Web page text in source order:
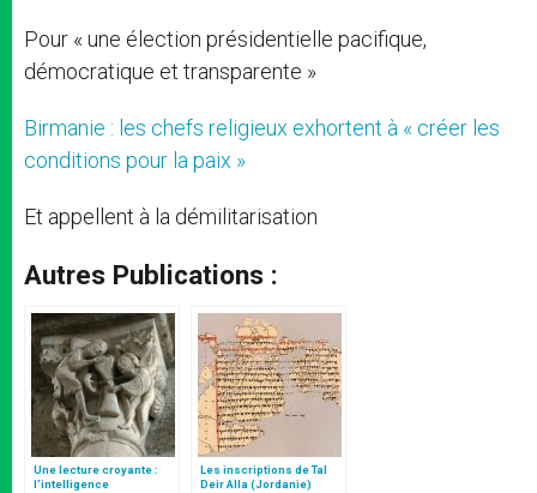
Pour « une élection présidentielle pacifique,
démocratique et transparente »
Birmanie : les chefs religieux exhortent à « créer les
conditions pour la paix »
Et appellent à la démilitarisation
Autres Publications :
Une lecture croyante :
l’intelligence
Les inscriptions de Tal
Deir Alla (Jordanie)